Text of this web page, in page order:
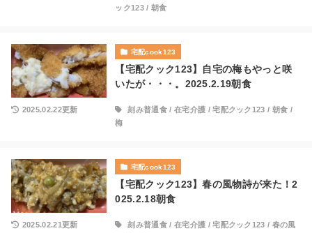
ック123/ 朝食
宅配cook123
【宅配クック123】自宅の梅もやっと咲
いたが・・・。2025.2.19朝食
2025.02.22更新 刻み普通食/ 在宅介護 /宅配クック123 / 朝食 /
梅
宅配cook123
【宅配クック123】春の風物詩が来た！2
025.2.18朝食
2025.02.21更新 刻み普通食/ 在宅介護 /宅配クック123 / 春の風